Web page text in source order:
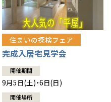
住まいの探検フェア
完成入居宅見学会
開催期間
9月5日(土)・6日(日)
開催場所